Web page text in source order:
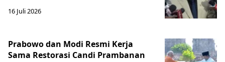
16 Juli 2026
Prabowo dan Modi Resmi Kerja
Sama Restorasi Candi Prambanan